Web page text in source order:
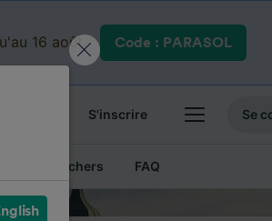
16 août. Code : PARASOL
S'inscrire Se
Billets pas chers FAQ